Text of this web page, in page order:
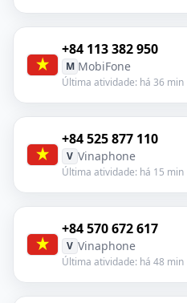
+84 113 382 950
M MobiFone
Última atividade: há 36 min
+84 525 877 110
V Vinaphone
Última atividade: há 15 min
+84 570 672 617
V Vinaphone
Última atividade: há 48 min